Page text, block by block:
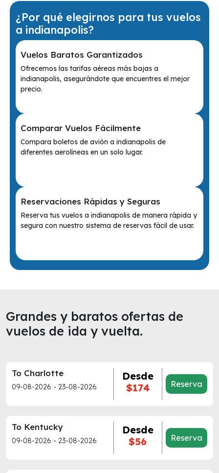
¿Por qué elegirnos para tus vuelos
a indianapolis?
Vuelos Baratos Garantizados
Ofrecemos las tarifas aéreas más bajas a
indianapolis, asegurándote que encuentres el mejor
precio.
Comparar Vuelos Fácilmente
Compara boletos de avión a indianapolis de
diferentes aerolíneas en un solo lugar.
Reservaciones Rápidas y Seguras
Reserva tus vuelos a indianapolis de manera rápida y
segura con nuestro sistema de reservas fácil de usar.
Grandes y baratos ofertas de
vuelos de ida y vuelta.
To Charlotte
09-08-2026 - 23-08-2026
Desde
$174
Reserva
To Kentucky
09-08-2026 - 23-08-2026
Desde
$56
Reserva